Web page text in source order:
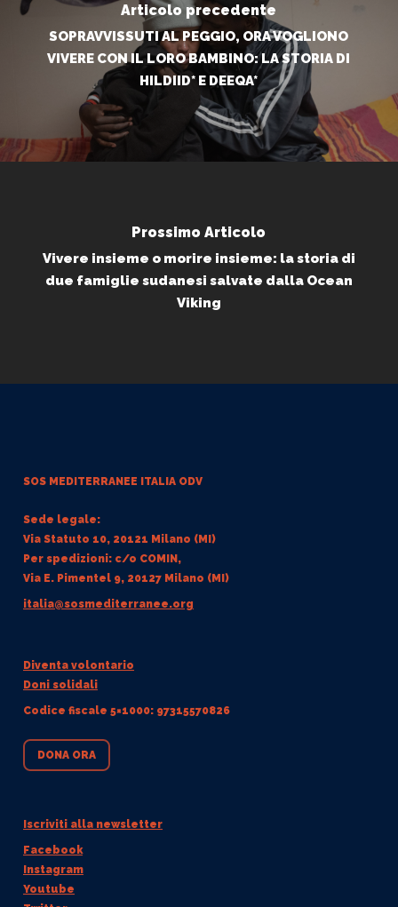
Articolo precedente
SOPRAVVISSUTI AL PEGGIO, ORA VOGLIONO
VIVERE CON IL LORO BAMBINO: LA STORIA DI
HILDIID* E DEEQA*
Prossimo Articolo
Vivere insieme o morire insieme: la storia di
due famiglie sudanesi salvate dalla Ocean
Viking
SOS MEDITERRANEE ITALIA ODV
Sede legale:
Via Statuto 10, 20121 Milano (MI)
Per spedizioni: c/o COMIN,
Via E. Pimentel 9, 20127 Milano (MI)
italia@sosmediterranee.org
Diventa volontario
Doni solidali
Codice fiscale 5×1000: 97315570826
DONA ORA
Iscriviti alla newsletter
Facebook
Instagram
Youtube